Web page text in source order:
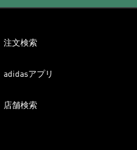
注文検索
adidasアプリ
店舗検索